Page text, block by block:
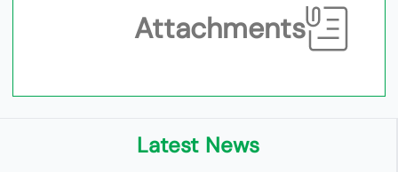
Attachments
Latest News